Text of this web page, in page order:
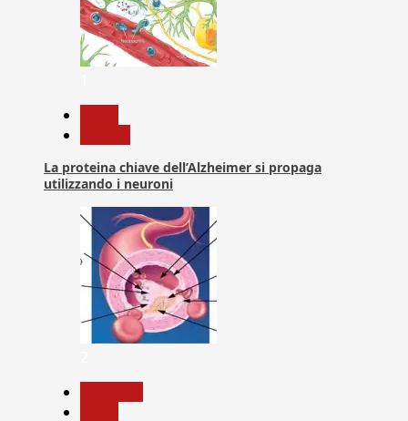
La proteina chiave dell’Alzheimer si propaga
utilizzando i neuroni